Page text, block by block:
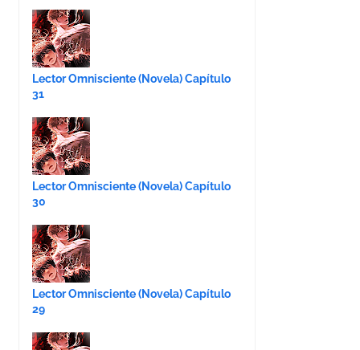
Lector Omnisciente (Novela) Capítulo
31
Lector Omnisciente (Novela) Capítulo
30
Lector Omnisciente (Novela) Capítulo
29